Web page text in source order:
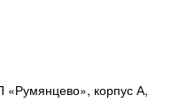
«Румянцево», корпус А,